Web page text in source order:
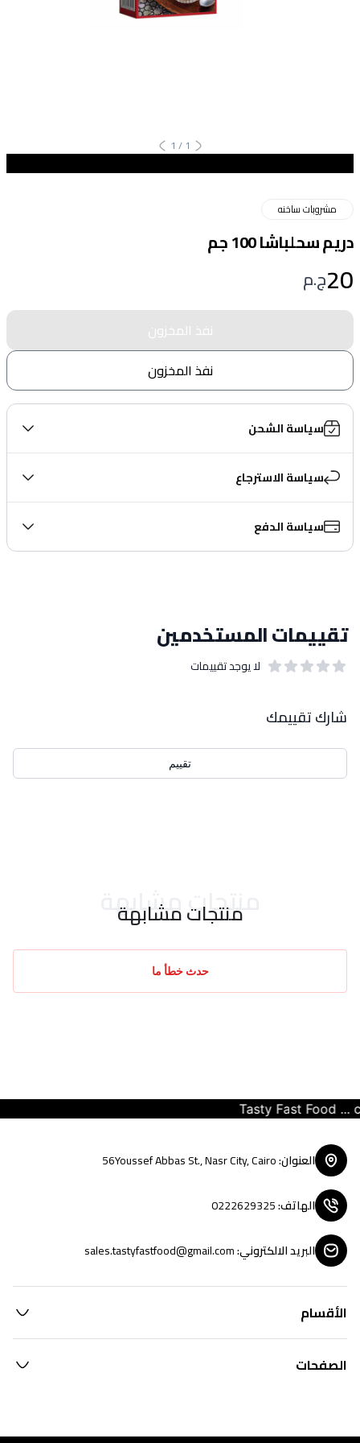
1
/
1
مشروبات ساخنه
دريم سحلباشا 100 جم
20ج.م
نفذ المخزون
نفذ المخزون
سياسة الشحن
سياسة الاسترجاع
سياسة الدفع
تقييمات المستخدمين
لا يوجد تقييمات
شارك تقييمك
تقييم
منتجات مشابهة
منتجات مشابهة
حدث خطأ ما
Tasty Fast Food ...
العنوان:
56Youssef Abbas St., Nasr City, Cairo
الهاتف:
0222629325
البريد الالكتروني:
sales.tastyfastfood@gmail.com
الأقسام
الصفحات